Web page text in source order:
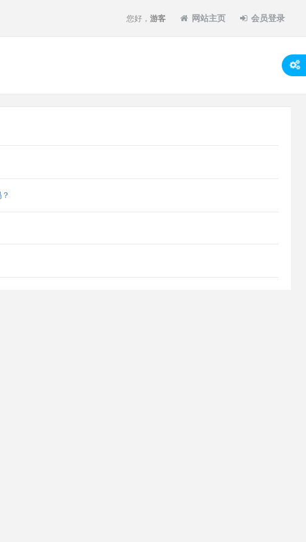
您好， 游客 网站主页 会员登录